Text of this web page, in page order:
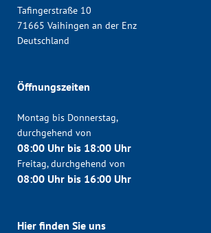
Tafingerstraße 10
71665 Vaihingen an der Enz
Deutschland
Öffnungszeiten
Montag bis Donnerstag,
durchgehend von
08:00 Uhr bis 18:00 Uhr
Freitag, durchgehend von
08:00 Uhr bis 16:00 Uhr
Hier finden Sie uns